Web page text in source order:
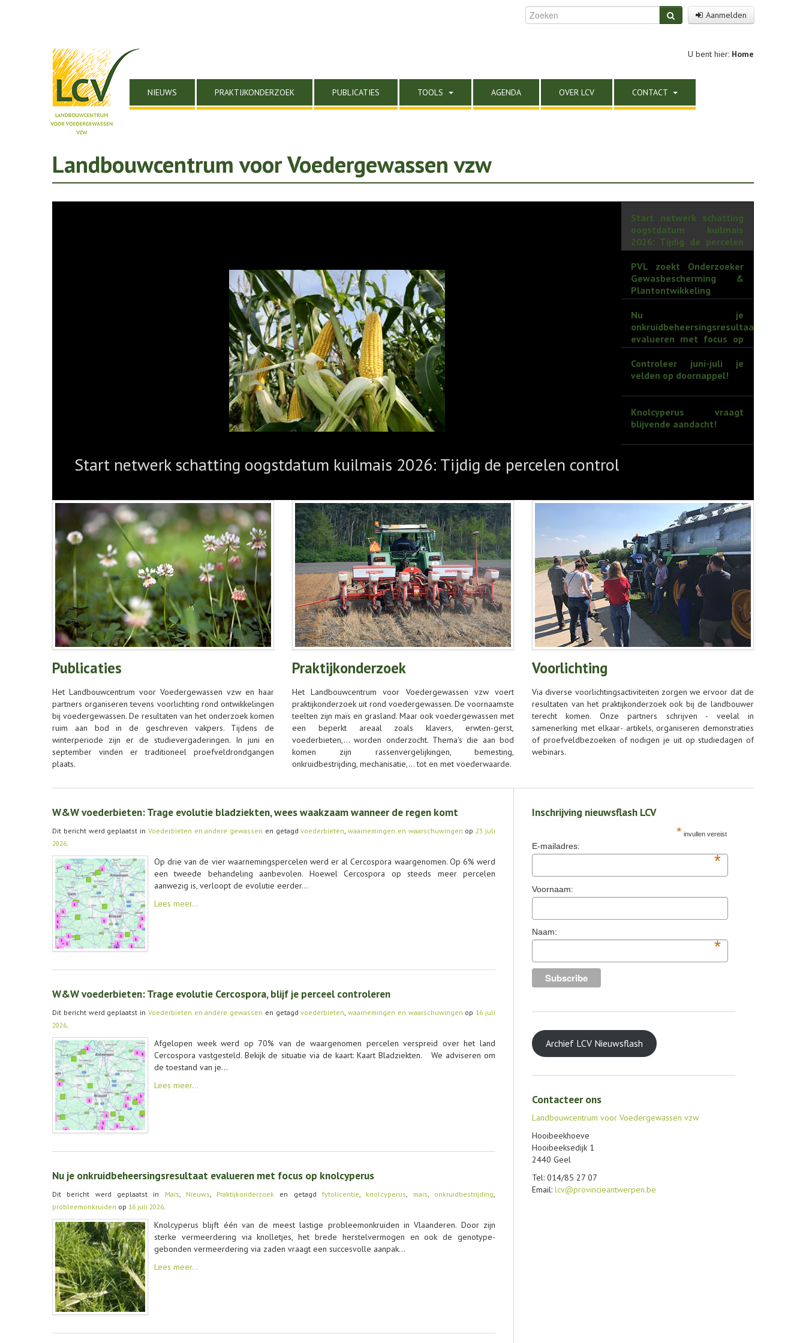
Aanmelden
U bent hier: Home
NIEUWS PRAKTIJKONDERZOEK PUBLICATIES TOOLS AGENDA OVER LCV CONTACT
Landbouwcentrum voor Voedergewassen vzw
Start netwerk schatting oogstdatum kuilmais 2026: Tijdig de percelen controleren is de boodschap
Start netwerk schatting
oogstdatum kuilmais
2026: Tijdig de percelen
controleren is de
boodschap
PVL zoekt Onderzoeker
Gewasbescherming &
Plantontwikkeling
Nu je
onkruidbeheersingsresultaat
evalueren met focus op
knolcyperus
Controleer juni-juli je
velden op doornappel!
Knolcyperus vraagt
blijvende aandacht!
Publicaties
Het Landbouwcentrum voor Voedergewassen vzw en haar
partners organiseren tevens voorlichting rond ontwikkelingen
bij voedergewassen. De resultaten van het onderzoek komen
ruim aan bod in de geschreven vakpers. Tijdens de
winterperiode zijn er de studievergaderingen. In juni en
september vinden er traditioneel proefveldrondgangen
plaats.
Praktijkonderzoek
Het Landbouwcentrum voor Voedergewassen vzw voert
praktijkonderzoek uit rond voedergewassen. De voornaamste
teelten zijn maïs en grasland. Maar ook voedergewassen met
een beperkt areaal zoals klavers, erwten-gerst,
voederbieten,… worden onderzocht. Thema's die aan bod
komen zijn rassenvergelijkingen, bemesting,
onkruidbestrijding, mechanisatie,… tot en met voederwaarde.
Voorlichting
Via diverse voorlichtingsactiviteiten zorgen we ervoor dat de
resultaten van het praktijkonderzoek ook bij de landbouwer
terecht komen. Onze partners schrijven - veelal in
samenerking met elkaar- artikels, organiseren demonstraties
of proefveldbezoeken of nodigen je uit op studiedagen of
webinars.
W&W voederbieten: Trage evolutie bladziekten, wees waakzaam wanneer de regen komt
Dit bericht werd geplaatst in Voederbieten en andere gewassen en getagdvoederbieten,waarnemingen en waarschuwingen op23 juli
2026.
Op drie van de vier waarnemingspercelen werd er al Cercospora waargenomen. Op 6% werd
een tweede behandeling aanbevolen. Hoewel Cercospora op steeds meer percelen
aanwezig is, verloopt de evolutie eerder…
Lees meer…
W&W voederbieten: Trage evolutie Cercospora, blijf je perceel controleren
Dit bericht werd geplaatst in Voederbieten en andere gewassen en getagdvoederbieten,waarnemingen en waarschuwingen op 16 juli
2026.
Afgelopen week werd op 70% van de waargenomen percelen verspreid over het land
Cercospora vastgesteld. Bekijk de situatie via de kaart: Kaart Bladziekten. We adviseren om
de toestand van je…
Lees meer…
Nu je onkruidbeheersingsresultaat evalueren met focus op knolcyperus
Dit bericht werd geplaatst in Maïs, Nieuws, Praktijkonderzoek en getagdfytolicentie, knolcyperus, mais, onkruidbestrijding,
probleemonkruiden op 16 juli 2026.
Knolcyperus blijft één van de meest lastige probleemonkruiden in Vlaanderen. Door zijn
sterke vermeerdering via knolletjes, het brede herstelvermogen en ook de genotype-
gebonden vermeerdering via zaden vraagt een succesvolle aanpak…
Lees meer…
Inschrijving nieuwsflash LCV
* invullen vereist
E-mailadres:
*
Voornaam:
Naam:
*
Archief LCV Nieuwsflash
Contacteer ons
Landbouwcentrum voor Voedergewassen vzw
Hooibeekhoeve
Hooibeeksedijk 1
2440 Geel
Tel: 014/85 27 07
Email: lcv@provincieantwerpen.be